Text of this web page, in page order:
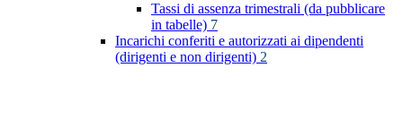
Tassi di assenza trimestrali (da pubblicare
in tabelle) 7
Incarichi conferiti e autorizzati ai dipendenti
(dirigenti e non dirigenti) 2